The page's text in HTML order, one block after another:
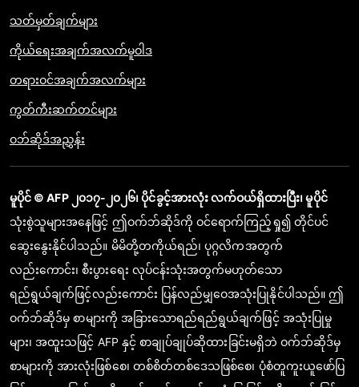
သတ်မှတ်ချက်များ
ကိုယ်ရေးအချက်အလက်မူဝါဒ
တရားဝင်အချက်အလက်များ
ကွတ်ကီးဆက်တင်များ
ဝဘ်ဆိုဒ်အညွှန်း
မူပိုင် © AFP ၂၀၁၇-၂၀၂၆၊ ပိုင်ခွင့်အားလုံး လက်ဝယ်ရှိထားပြီး၊ မူပိုင်
သုံးစွဲသူများအနေဖြင့် ဤဝက်ဘ်ဆိုဒ်ကို ဝင်ရောက်ကြည့်ရှု၍ တိုင်ပင်
ဆွေးနွေးနိုင်ပါသည်။ မိမိတို့တကိုယ်ရည်၊ ပုဂ္ဂလိကအတွက်
လည်းကောင်း၊ စီးပွားရေး လုပ်ငန်းသုံးအတွက်မဟုတ်သော
ရည်ရွယ်ချက်ဖြင့်လည်းကောင်း ပြန်လည်မျှဝေအသုံးပြုနိုင်ပါသည်။ ဤ
ဝက်ဘ်ဆိုဒ်မှ စာများကို အခြားသောရည်ရည်ရွယ်ချက်ဖြင့် အသုံးပြုမှု
များ၊ အထူးသဖြင့် AFP နှင့် စာချုပ်ချုပ်ဆိုထားခြင်းမရှိဘဲ ဝက်ဘ်ဆိုဒ်မှ
စာများကို အားလုံးဖြစ်စေ၊ တစ်စိတ်တစ်ဒေသဖြစ်စေ၊ ပုံစံတူကူးယူဖော်ပြ